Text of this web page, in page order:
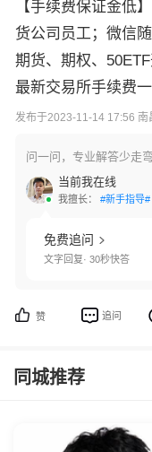
【手续费保证金低
货公司员工；微信
期货、期权、
最新交易所手续费一
发布于2023-11-14 17:56 南
问一问，专业解答少走
当前我在线
我擅长： #新手指导#
免费追问
文字回复· 30秒快答
赞 追问
同城推荐